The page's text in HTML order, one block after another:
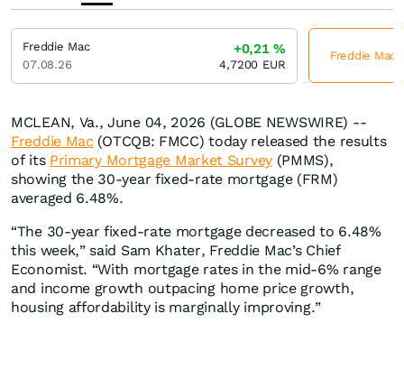
MCLEAN, Va., June 04, 2026 (GLOBE NEWSWIRE) --
Freddie Mac (OTCQB: FMCC) today released the results
of its Primary Mortgage Market Survey(PMMS),
showing the 30-year fixed-rate mortgage (FRM)
averaged 6.48%.
“The 30-year fixed-rate mortgage decreased to 6.48%
this week,” said Sam Khater, Freddie Mac’s Chief
Economist. “With mortgage rates in the mid-6% range
and income growth outpacing home price growth,
housing affordability is marginally improving.”
Freddie Mac
07.08.26
+0,21%
4,7200 EUR
Freddie Mac